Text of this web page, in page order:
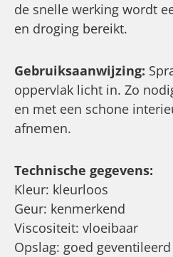
de snelle werking wordt
en droging bereikt.
Gebruiksaanwijzing:
oppervlak licht in. Zo
en met een schone
afnemen.
Technische gegevens:
Kleur: kleurloos
Geur: kenmerkend
Viscositeit: vloeibaar
Opslag: goed geventileerd